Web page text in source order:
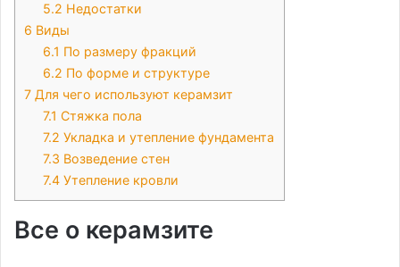
5.2 Недостатки
6 Виды
6.1 По размеру фракций
6.2 По форме и структуре
7 Для чего используют керамзит
7.1 Стяжка пола
7.2 Укладка и утепление фундамента
7.3 Возведение стен
7.4 Утепление кровли
Все о керамзите